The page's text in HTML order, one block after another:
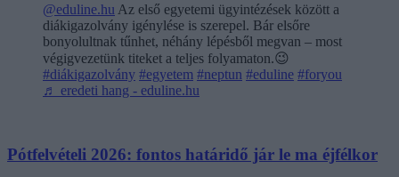
@eduline.hu Az első egyetemi ügyintézések között a
diákigazolvány igénylése is szerepel. Bár elsőre
bonyolultnak tűnhet, néhány lépésből megvan – most
végigvezetünk titeket a teljes folyamaton.😉
#diákigazolvány #egyetem #neptun #eduline #foryou
♬ eredeti hang - eduline.hu
Pótfelvételi 2026: fontos határidő jár le ma éjfélkor